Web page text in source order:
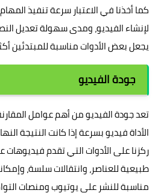
كما أخذنا في الاعتبار سرعة تنفيذ
لإنشاء الفيديو، ومدى سهولة تعديل
يجعل بعض الأدوات مناسبة للمبتدئين
جودة الفيديو
تعد جودة الفيديو من أهم عوامل
الأداة فيديو بسرعة إذا كانت النتيجة
ركزنا على الأدوات التي تقدم فيديوهات
طبيعية للعناصر، وانتقالات سلسة،
مناسبة للنشر على يوتيوب ومنصات